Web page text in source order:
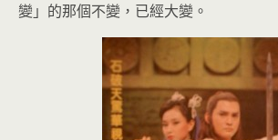
變」 的那個不變，已經大變。